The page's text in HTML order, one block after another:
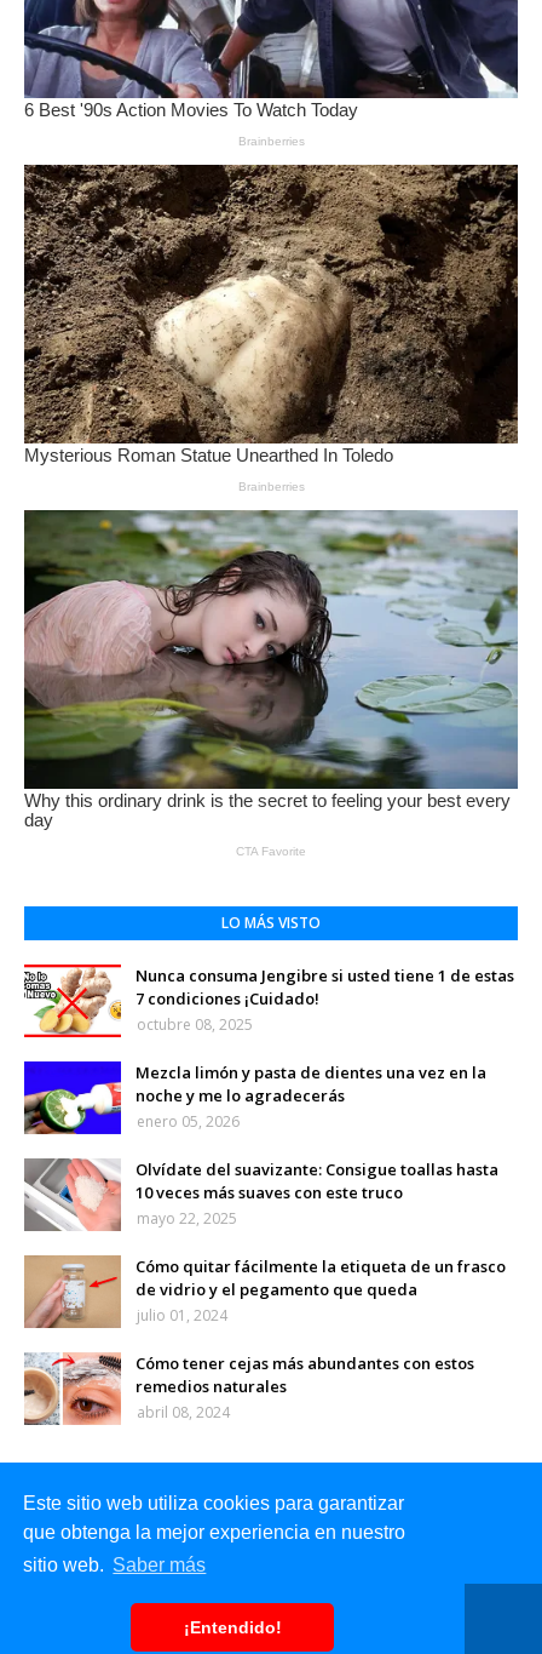
Este sitio web utiliza cookies para garantizar
que obtenga la mejor experiencia en nuestro
sitio web. Saber más
¡Entendido!
LO MÁS VISTO
Nunca consuma Jengibre si usted tiene 1 de estas
7 condiciones ¡Cuidado!
octubre 08, 2025
Mezcla limón y pasta de dientes una vez en la
noche y me lo agradecerás
enero 05, 2026
Olvídate del suavizante: Consigue toallas hasta
10 veces más suaves con este truco
mayo 22, 2025
Cómo quitar fácilmente la etiqueta de un frasco
de vidrio y el pegamento que queda
julio 01, 2024
Cómo tener cejas más abundantes con estos
remedios naturales
abril 08, 2024
Inicio Sobre mi